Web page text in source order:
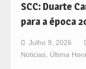
SCC: Duarte
para a época
Julho 9, 2026
Noticias, Última